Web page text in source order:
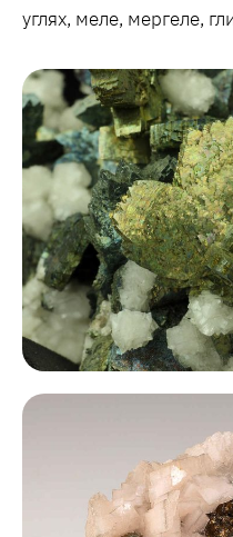
углях, меле, мергеле,